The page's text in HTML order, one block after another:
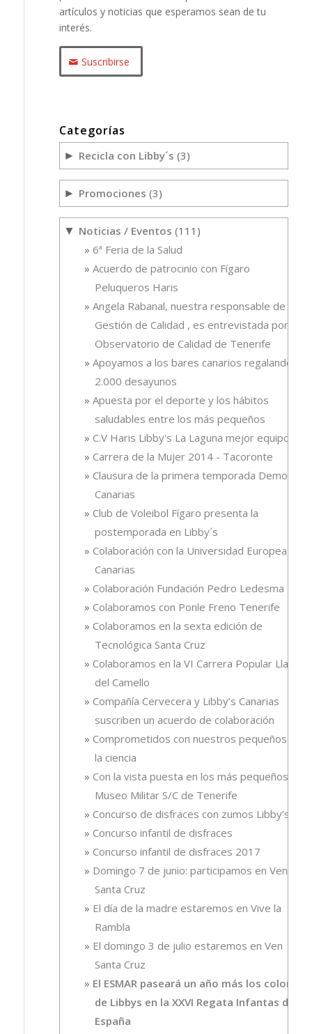
artículos y noticias que esperamos sean de tu
interés.
Suscribirse
Categorías
► Recicla con Libby´s (3)
► Promociones (3)
▼ Noticias / Eventos (111)
6ª Feria de la Salud
Acuerdo de patrocinio con Fígaro
Peluqueros Haris
Angela Rabanal, nuestra responsable de
Gestión de Calidad , es entrevistada por el
Observatorio de Calidad de Tenerife
Apoyamos a los bares canarios regalando
2.000 desayunos
Apuesta por el deporte y los hábitos
saludables entre los más pequeños
C.V Haris Libby's La Laguna mejor equipo
Carrera de la Mujer 2014 - Tacoronte
Clausura de la primera temporada Demola
Canarias
Club de Voleibol Fígaro presenta la
postemporada en Libby´s
Colaboración con la Universidad Europea de
Canarias
Colaboración Fundación Pedro Ledesma
Colaboramos con Ponle Freno Tenerife
Colaboramos en la sexta edición de
Tecnológica Santa Cruz
Colaboramos en la VI Carrera Popular Llano
del Camello
Compañía Cervecera y Libby’s Canarias
suscriben un acuerdo de colaboración
Comprometidos con nuestros pequeños y
la ciencia
Con la vista puesta en los más pequeños.
Museo Militar S/C de Tenerife
Concurso de disfraces con zumos Libby’s
Concurso infantil de disfraces
Concurso infantil de disfraces 2017
Domingo 7 de junio: participamos en Ven
Santa Cruz
El día de la madre estaremos en Vive la
Rambla
El domingo 3 de julio estaremos en Ven
Santa Cruz
El ESMAR paseará un año más los colores
de Libbys en la XXVI Regata Infantas de
España